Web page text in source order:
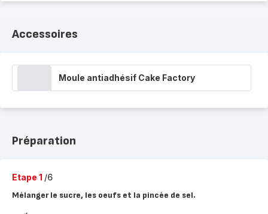
Accessoires
Moule antiadhésif Cake Factory
Préparation
Etape 1 /6
Mélanger le sucre, les oeufs et la pincée de sel.